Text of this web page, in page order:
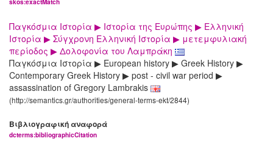
skos:exactMatch
Παγκόσμια Ιστορία ▶ Ιστορία της Ευρώπης ▶ Ελληνική
Ιστορία ▶ Σύγχρονη Ελληνική Ιστορία ▶ μετεμφυλιακή
περίοδος ▶ Δολοφονία του Λαμπράκη
Παγκόσμια Ιστορία ▶ European history ▶ Greek History ▶
Contemporary Greek History ▶ post - civil war period ▶
assassination of Gregory Lambrakis
(http://semantics.gr/authorities/general-terms-ekt/2844)
Βιβλιογραφική αναφορά
dcterms:bibliographicCitation